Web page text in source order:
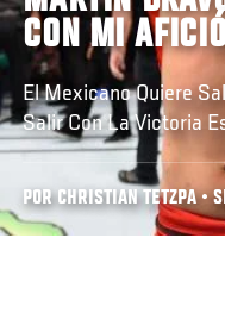
CON MI
El Mexicano Quiere
Salir Con La Victoria
POR CHRISTIAN TETZPA •